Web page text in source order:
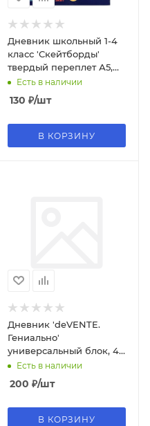
Дневник школьный 1-4
класс 'Скейтборды'
твердый переплет А5,
48л, глянцевая
ламинация, 60067
Есть в наличии
130 ₽/шт
В КОРЗИНУ
Дневник 'deVENTE.
Гениально'
универсальный блок, 48
листов, белая бумага 80
г;м², 2021443
Есть в наличии
200 ₽/шт
В КОРЗИНУ